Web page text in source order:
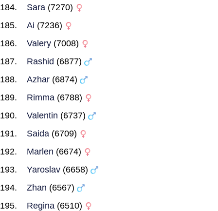
Sara (7270)
Ai (7236)
Valery (7008)
Rashid (6877)
Azhar (6874)
Rimma (6788)
Valentin (6737)
Saida (6709)
Marlen (6674)
Yaroslav (6658)
Zhan (6567)
Regina (6510)